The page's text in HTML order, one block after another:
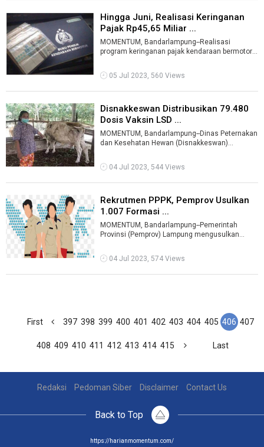
Hingga Juni, Realisasi Keringanan
Pajak Rp45,65 Miliar ...
MOMENTUM, Bandarlampung--Realisasi
program keringanan pajak kendaraan bermotor
...
05 Jul 2023, 560 Views
Disnakkeswan Distribusikan 79.480
Dosis Vaksin LSD ...
MOMENTUM, Bandarlampung--Dinas Peternakan
dan Kesehatan Hewan (Disnakkeswan)
vaks ...
04 Jul 2023, 544 Views
Rekrutmen PPPK, Pemprov Usulkan
1.007 Formasi ...
MOMENTUM, Bandarlampung--Pemerintah
Provinsi (Pemprov) Lampung mengusulkan
perjanjian ...
04 Jul 2023, 574 Views
First 397 398 399 400 401 402 403 404 405 406 407
408 409 410 411 412 413 414 415 Last
Redaksi Pedoman Siber Disclaimer Contact Us
Back to Top
https://harianmomentum.com/